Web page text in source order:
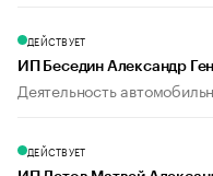
ДЕЙСТВУЕТ
ИП Беседин Александр
Деятельность
ДЕЙСТВУЕТ